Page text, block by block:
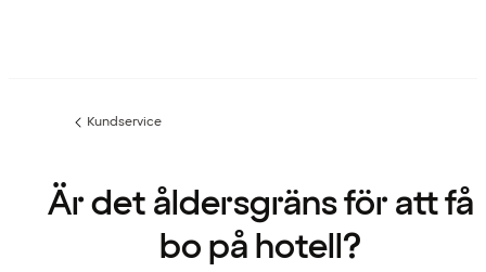
Föregående
Kundservice
Är det åldersgräns för att få
bo på hotell?